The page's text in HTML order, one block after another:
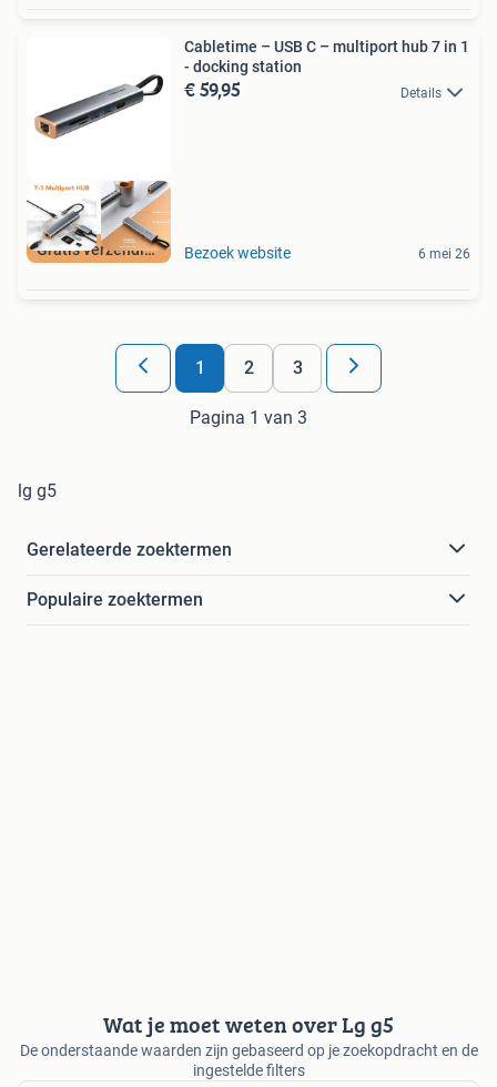
Gratis verzending
Cabletime – USB C – multiport hub 7 in 1
- docking station
€ 59,95 Details
Bezoek website 6 mei 26
1 2 3
Pagina 1 van 3
lg g5
Gerelateerde zoektermen
Populaire zoektermen
Wat je moet weten over Lg g5
De onderstaande waarden zijn gebaseerd op je zoekopdracht en de
ingestelde filters